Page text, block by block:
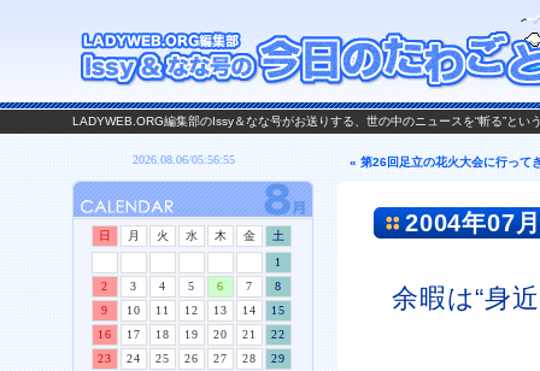
LADYWEB.ORG編集部のIssy＆なな号がお送りする、世の中のニュースを“斬る”と
« 第26回足立の花火大会に行って
2004年07
余暇は“身
日 月 火 水 木 金
土
1
2
3 4 5 6 7
8
9
10 11 12 13 14
15
16
17 18 19 20 21
22
23
24 25 26 27 28
29